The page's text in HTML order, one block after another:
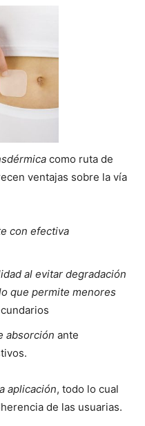
como ruta de
ventajas sobre la vía
con efectiva
al evitar degradación
que permite menores
absorción ante
aplicación, todo lo cual
de las usuarias.